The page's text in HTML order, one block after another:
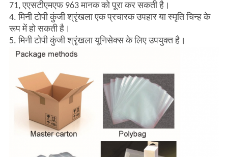
71, एएसटीएमएफ 963 मानक को पूरा कर सकती है।
4. मिनी टोपी कुंजी श्रृंखला एक प्रचारक उपहार या स्मृति चिन्ह के
रूप में हो सकती है।
5. मिनी टोपी कुंजी श्रृंखला यूनिसेक्स के लिए उपयुक्त है।